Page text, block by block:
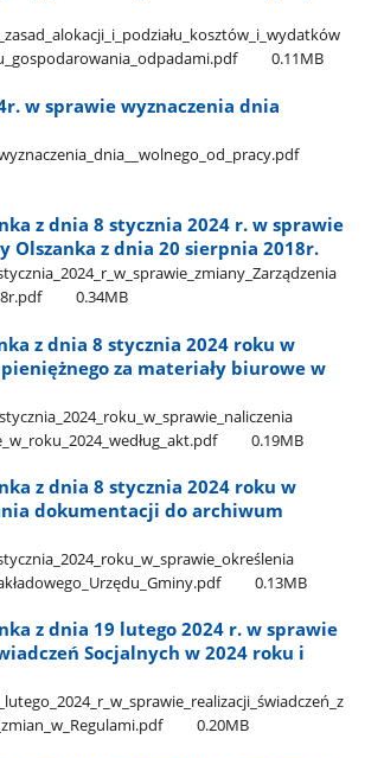
0.11MB
w sprawie wyznaczenia dnia
z dnia 8 stycznia 2024 r. w sprawie
Olszanka z dnia 20 sierpnia 2018r.
0.34MB
z dnia 8 stycznia 2024 roku w
za materiały biurowe w
0.19MB
z dnia 8 stycznia 2024 roku w
dokumentacji do archiwum
0.13MB
z dnia 19 lutego 2024 r. w sprawie
Socjalnych w 2024 roku i
0.20MB